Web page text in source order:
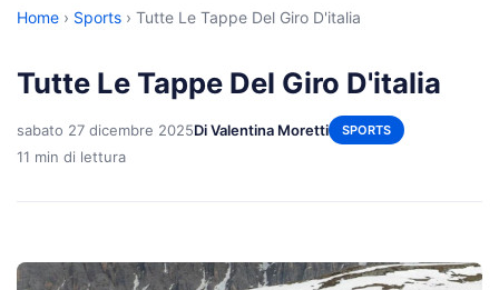
Home › Sports › Tutte Le Tappe Del Giro D'italia
Tutte Le Tappe Del Giro D'italia
sabato 27 dicembre 2025Di Valentina Moretti SPORTS
11 min di lettura